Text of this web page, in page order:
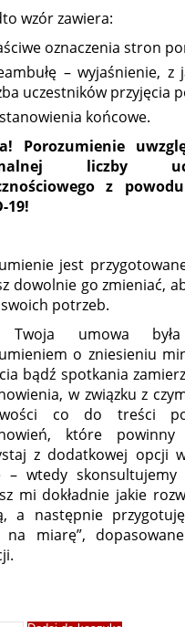
wzór zawiera:
oznaczenia stron
– wyjaśnienie,
uczestników przyjęcia
końcowe.
Porozumienie
liczby
z
19!
jest
dowolnie go zmieniać,
potrzeb.
Twoja umowa
o zniesieniu
bądź spotkania
w związku z
co do treści
które
z dodatkowej opcji
– wtedy skonsultujemy
mi dokładnie jakie
a następnie
na miarę”,